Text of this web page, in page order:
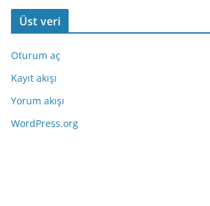
Üst veri
Oturum aç
Kayıt akışı
Yorum akışı
WordPress.org